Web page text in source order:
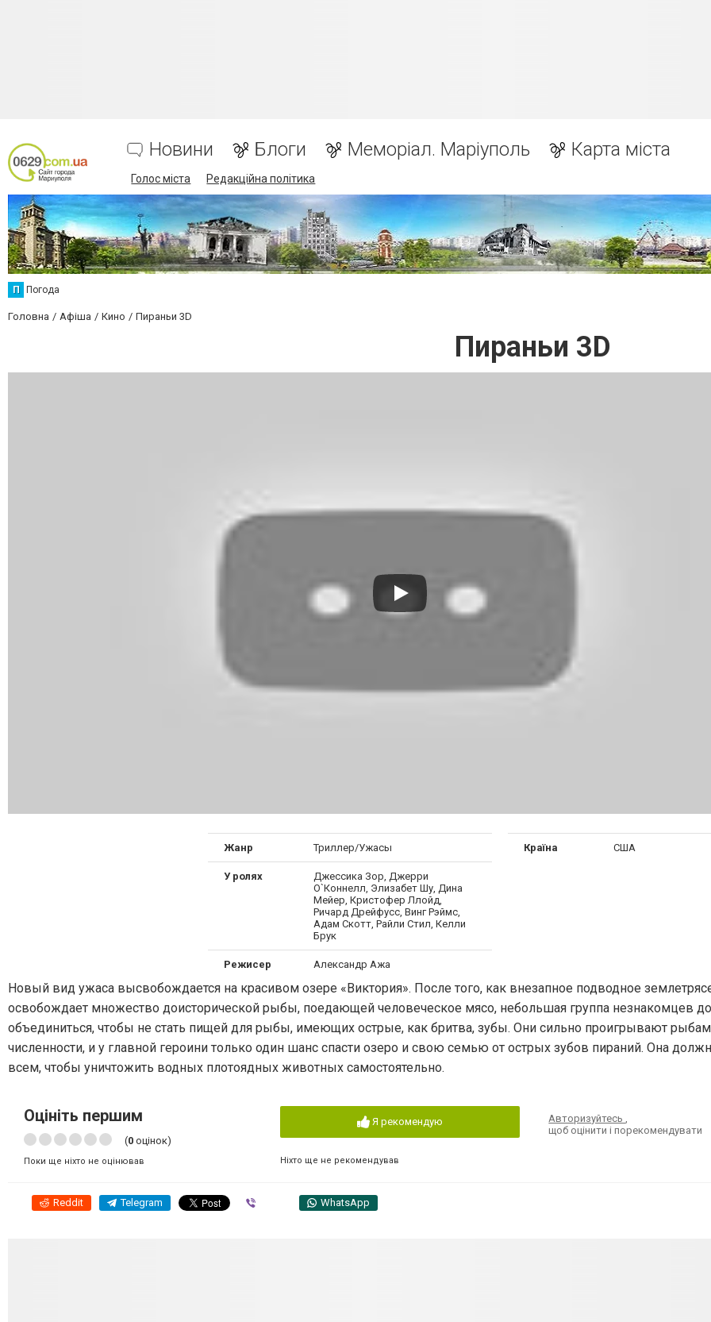
Новини Блоги Меморіал. Маріуполь Карта міста
Голос міста Редакційна політика
П Погода
Головна Афіша Кино Пираньи 3D
Пираньи 3D
Жанр Триллер/Ужасы
У ролях
Джессика Зор, Джерри
О`Коннелл, Элизабет Шу, Дина
Мейер, Кристофер Ллойд,
Ричард Дрейфусс, Винг Рэймс,
Адам Скотт, Райли Стил, Келли
Брук
Країна США
Режисер Александр Ажа
Новый вид ужаса высвобождается на красивом озере «Виктория». После того, как внезапное подводное
освобождает множество доисторической рыбы, поедающей человеческое мясо, небольшая группа незнакомцев
объединиться, чтобы не стать пищей для рыбы, имеющих острые, как бритва, зубы. Они сильно проигрывают
численности, и у главной героини только один шанс спасти озеро и свою семью от острых зубов пираний. Она
всем, чтобы уничтожить водных плотоядных животных самостоятельно.
Оцініть першим
(0 оцінок)
Поки ще ніхто не оцінював
Я рекомендую
Ніхто ще не рекомендував
Авторизуйтесь
щоб оцінити і порекомендувати
Reddit Telegram WhatsApp